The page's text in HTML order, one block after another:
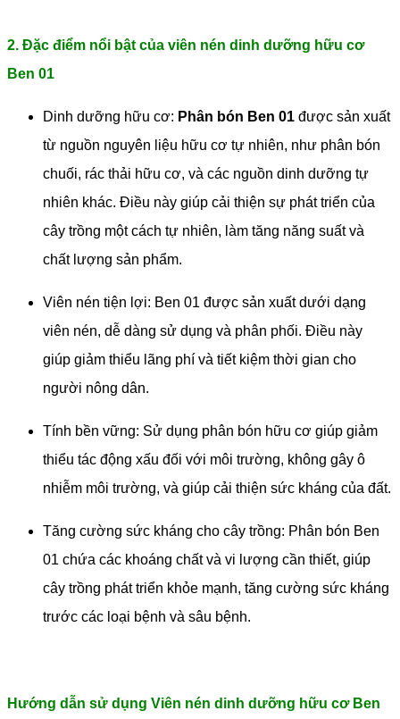
2. Đặc điểm nổi bật của viên nén dinh dưỡng hữu cơ
Ben 01
Dinh dưỡng hữu cơ: Phân bón Ben 01 được sản xuất
từ nguồn nguyên liệu hữu cơ tự nhiên, như phân bón
chuối, rác thải hữu cơ, và các nguồn dinh dưỡng tự
nhiên khác. Điều này giúp cải thiện sự phát triển của
cây trồng một cách tự nhiên, làm tăng năng suất và
chất lượng sản phẩm.
Viên nén tiện lợi: Ben 01 được sản xuất dưới dạng
viên nén, dễ dàng sử dụng và phân phối. Điều này
giúp giảm thiểu lãng phí và tiết kiệm thời gian cho
người nông dân.
Tính bền vững: Sử dụng phân bón hữu cơ giúp giảm
thiểu tác động xấu đối với môi trường, không gây ô
nhiễm môi trường, và giúp cải thiện sức kháng của đất.
Tăng cường sức kháng cho cây trồng: Phân bón Ben
01 chứa các khoáng chất và vi lượng cần thiết, giúp
cây trồng phát triển khỏe mạnh, tăng cường sức kháng
trước các loại bệnh và sâu bệnh.
Hướng dẫn sử dụng Viên nén dinh dưỡng hữu cơ Ben